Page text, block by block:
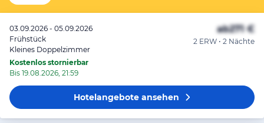
03.09.2026 - 05.09.2026
Frühstück
Kleines Doppelzimmer
Kostenlos stornierbar
Bis 19.08.2026, 21:59
ab271 €
2 ERW • 2 Nächte
Hotelangeboteansehen